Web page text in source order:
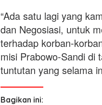
“Ada satu lagi yang
dan Negosiasi, untuk
terhadap korban-
misi Prabowo-Sandi di
tuntutan yang selama
Bagikan ini: